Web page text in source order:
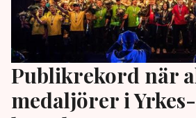
Publikrekord när
medaljörer i